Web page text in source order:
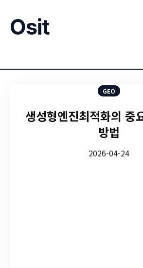
Osit
GEO
생성형엔진최적화의 중
방법
2026-04-24